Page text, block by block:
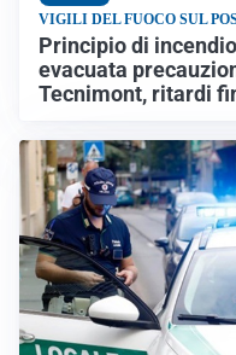
VIGILI DEL FUOCO SUL
Principio di
evacuata
Tecnimont, ritardi